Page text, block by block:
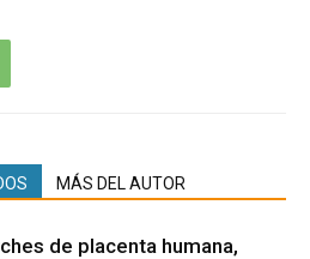
MÁS DEL AUTOR
de placenta humana,